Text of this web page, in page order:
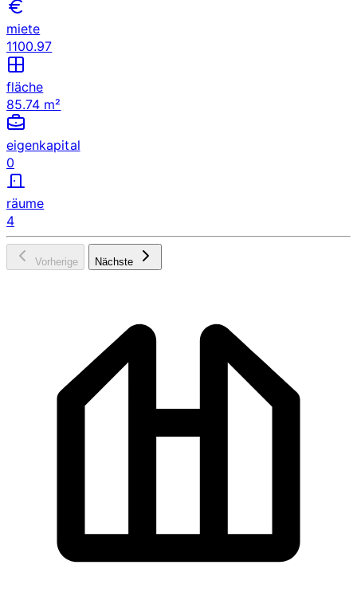
miete
1100.97
fläche
85.74 m²
eigenkapital
0
räume
4
Vorherige Nächste